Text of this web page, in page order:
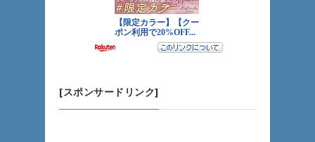
[スポンサードリンク]